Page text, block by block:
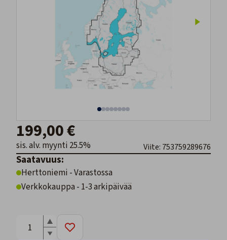
199,00 €
sis. alv. myynti 25.5% Viite: 753759289676
Saatavuus:
Herttoniemi - Varastossa
Verkkokauppa - 1-3 arkipäivää